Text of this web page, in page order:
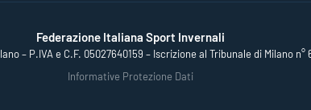
Federazione Italiana Sport Invernali
– P.IVA e C.F. 05027640159 – Iscrizione al Tribunale di Milano n°
Informative Protezione Dati